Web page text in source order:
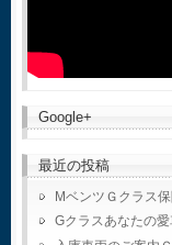
Google+
最近の投稿
MベンツＧクラス
Gクラスあなたの